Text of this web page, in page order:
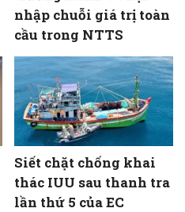
nhập chuỗi giá trị toàn
cầu trong NTTS
Siết chặt chống khai
thác IUU sau thanh tra
lần thứ 5 của EC